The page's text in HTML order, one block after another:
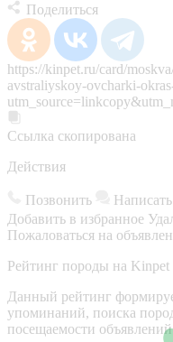
Поделиться
https://kinpet.ru/card/
avstraliyskoy-ovcharki-
Ссылка скопирована
Действия
Позвонить
Добавить в избранное
Пожаловаться на
Рейтинг породы на Kinpet
Данный рейтинг
упоминаний, поиска
посещаемости